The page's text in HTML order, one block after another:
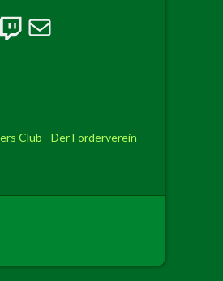
Twitch
E-Mail